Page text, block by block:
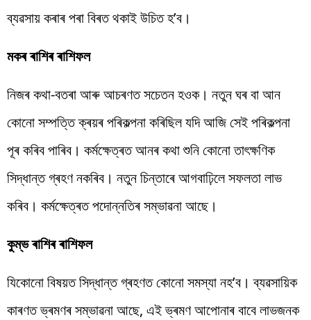
ব্যৱসায় কৰাৰ পৰা বিৰত থকাই উচিত হ’ব।
মকৰ ৰাশিৰ ৰাশিফল
নিজৰ কথা-বতৰা আৰু আচৰণত সচেতন হওক। নতুন ঘৰ বা আন
কোনো সম্পত্তি ক্ৰয়ৰ পৰিকল্পনা কৰিছিল যদি আজি সেই পৰিকল্পনা
পূৰ কৰিব পাৰিব। কৰ্মক্ষেত্ৰত আনৰ কথা শুনি কোনো তাৎক্ষণিক
সিদ্ধান্ত গ্ৰহণ নকৰিব। নতুন চিন্তাৰে আগবাঢ়িলে সফলতা লাভ
কৰিব। কৰ্মক্ষেত্ৰত পদোন্নতিৰ সম্ভাৱনা আছে।
কুম্ভ ৰাশিৰ ৰাশিফল
যিকোনো বিষয়ত সিদ্ধান্ত গ্ৰহণত কোনো সমস্যা নহ’ব। ব্যৱসায়িক
কাৰণত ভ্ৰমণৰ সম্ভাৱনা আছে, এই ভ্ৰমণ আপোনাৰ বাবে লাভজনক